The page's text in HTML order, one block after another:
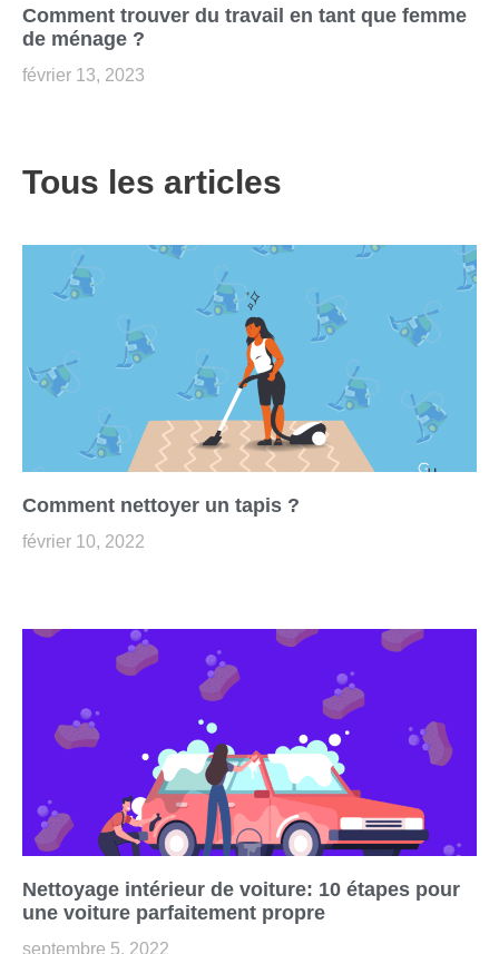
Comment trouver du travail en tant que femme
de ménage ?
février 13, 2023
Tous les articles
Comment nettoyer un tapis ?
février 10, 2022
Nettoyage intérieur de voiture: 10 étapes pour
une voiture parfaitement propre
septembre 5, 2022